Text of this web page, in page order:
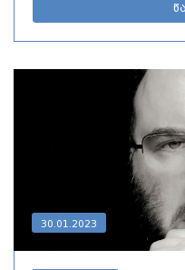
30.01.2023